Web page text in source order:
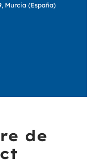
Murcia (España)
de